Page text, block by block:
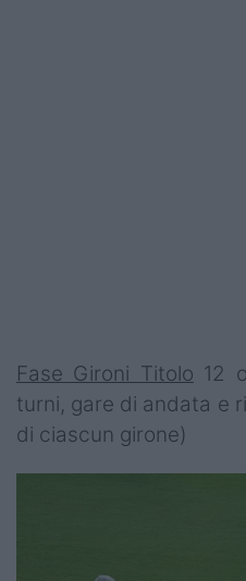
Fase Gironi Titolo 12
turni, gare di andata e
di ciascun girone)